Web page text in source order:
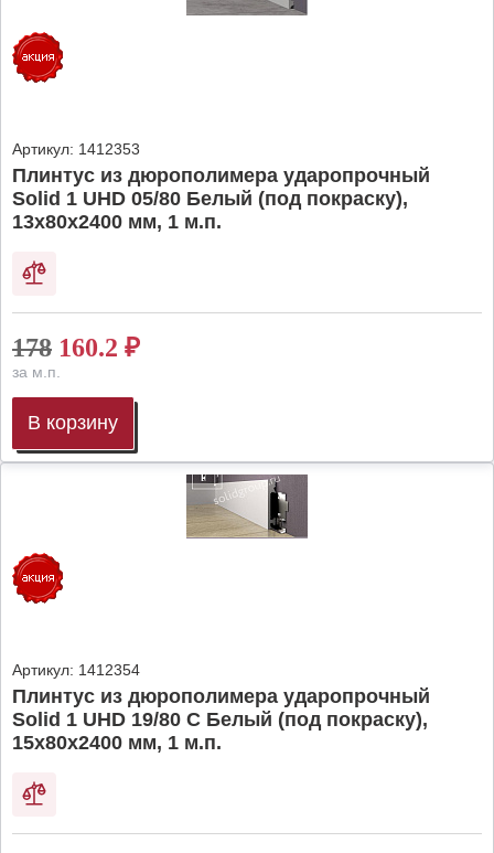
Артикул: 1412353
Плинтус из дюрополимера ударопрочный
Solid 1 UHD 05/80 Белый (под покраску),
13х80х2400 мм, 1 м.п.
178 160.2 ₽
за м.п.
В корзину
Артикул: 1412354
Плинтус из дюрополимера ударопрочный
Solid 1 UHD 19/80 C Белый (под покраску),
15х80х2400 мм, 1 м.п.